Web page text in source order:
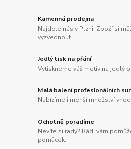
Kamenná prodejna
Najdete nás v Plzni. Zboží si
vyzvednout.
Jedlý tisk na přání
Vytiskneme váš motiv na jedlý
Malá balení profesionálních
Nabízíme i menší množství
Ochotně poradíme
Nevíte si rady? Rádi vám
pomůcek.